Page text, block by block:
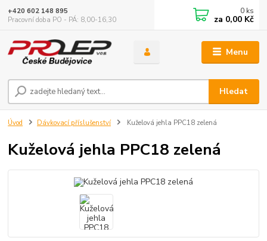
Menu
Hledat
+420 602 148 895
Pracovní doba PO - PÁ: 8,00-16,30
0 ks
za 0,00 Kč
Úvod Dávkovací příslušenství Kuželová jehla PPC18 zelená
Kuželová jehla PPC18 zelená